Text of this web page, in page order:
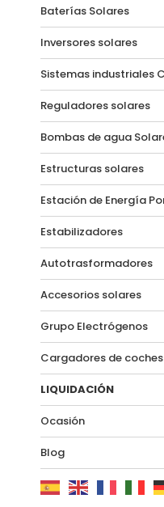
Baterías Solares
Inversores solares
Sistemas industriales
Reguladores solares
Bombas de agua
Estructuras solares
Estación de Energía
Estabilizadores
Autotrasformadores
Accesorios solares
Grupo Electrógenos
Cargadores de coches
LIQUIDACIÓN
Ocasión
Blog